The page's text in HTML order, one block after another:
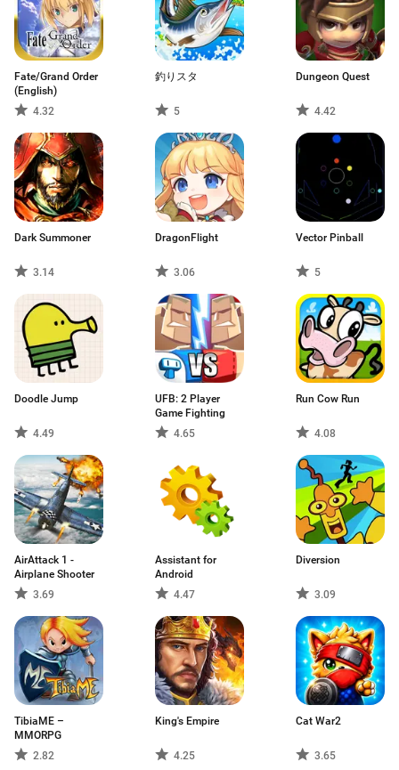
Fate/Grand Order
(English)
4.32
釣りスタ
5
Dungeon Quest
4.42
Dark Summoner
3.14
DragonFlight
3.06
Vector Pinball
5
Doodle Jump
4.49
UFB: 2 Player
Game Fighting
4.65
Run Cow Run
4.08
AirAttack 1 -
Airplane Shooter
3.69
Assistant for
Android
4.47
Diversion
3.09
TibiaME –
MMORPG
2.82
King's Empire
4.25
Cat War2
3.65